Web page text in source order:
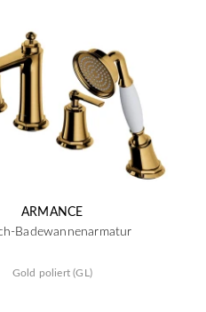
ARMANCE
Badewannenarmatur
Gold poliert (GL)